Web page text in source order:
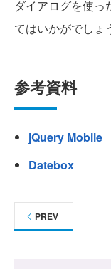
ダイアログを使っ
てはいかがでしょ
参考資料
jQuery Mobile
Datebox
PREV